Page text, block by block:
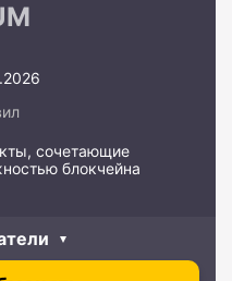
сочетающие
блокчейна